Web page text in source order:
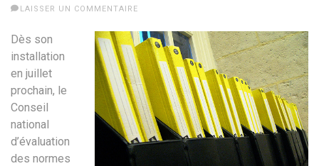
LAISSER UN COMMENTAIRE
Dès son
installation
en juillet
prochain, le
Conseil
national
d’évaluation
des normes